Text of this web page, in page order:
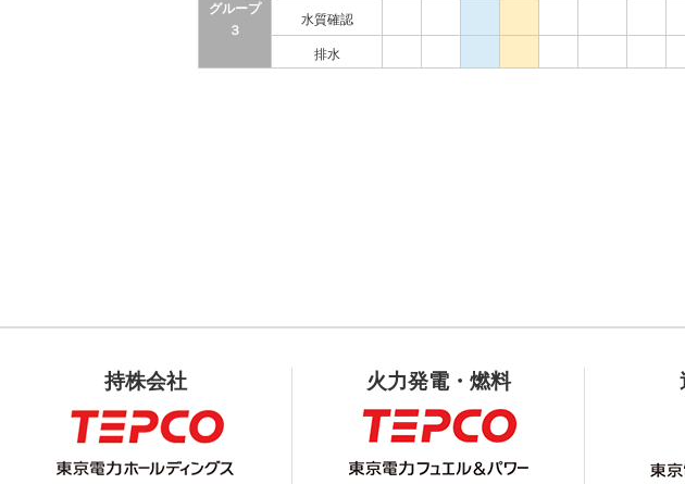
グループ
３
水質確認
排水
持株会社 火力発電・燃料